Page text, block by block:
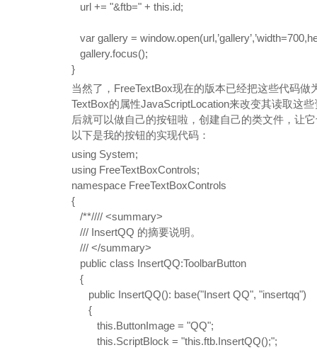
url += "&ftb=" + this.id;
var gallery =
gallery.focus();
}
当然了，FreeTextBox现在的版本已经把这些代码
TextBox的属性JavaScriptLocation来改变其读取这
后就可以做自己的按钮啦，创建自己的类文件，让
以下是我的按钮的实现代码：
using System;
using FreeTextBoxControls;
namespace FreeTextBoxControls
{
/**//// <summary>
/// InsertQQ 的摘要说明。
/// </summary>
public class InsertQQ:ToolbarButton
{
public InsertQQ(): base("Insert QQ", "insertqq")
{
this.ButtonImage = "QQ";
this.ScriptBlock = "this.ftb.InsertQQ();";